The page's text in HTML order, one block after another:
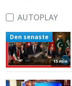
AUTOPLAY
15 min
Den senaste